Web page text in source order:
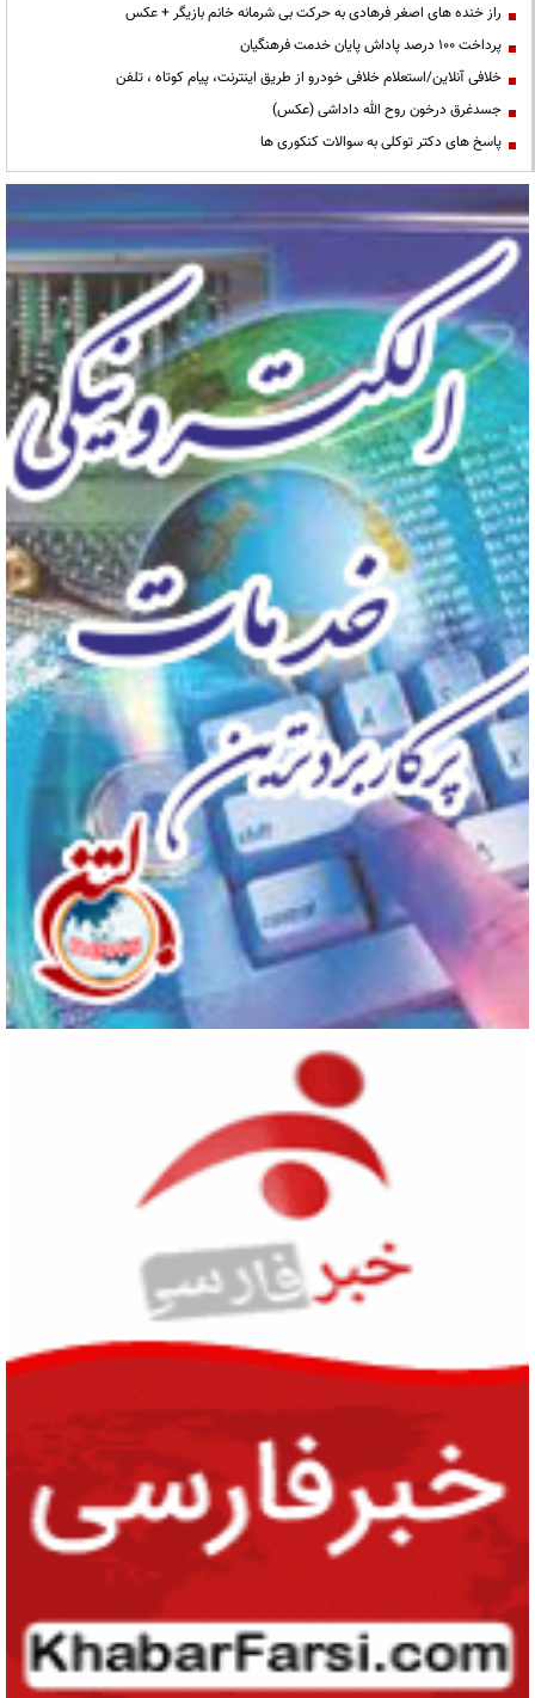
راز خنده های اصغر فرهادی به حرکت بی شرمانه خانم بازیگر + عکس
پرداخت ۱۰۰ درصد پاداش پایان خدمت فرهنگیان
خلافی آنلاین/استعلام خلافی خودرو از طریق اینترنت، پیام کوتاه ، تلفن
جسدغرق درخون روح الله داداشی (عکس)
پاسخ های دکتر توکلی به سوالات کنکوری ها